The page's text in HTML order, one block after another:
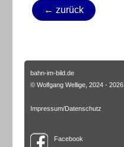
← zurück
bahn-im-bild.de
© Wolfgang Wellige, 2024 - 2026
Impressum/Datenschutz
Facebook